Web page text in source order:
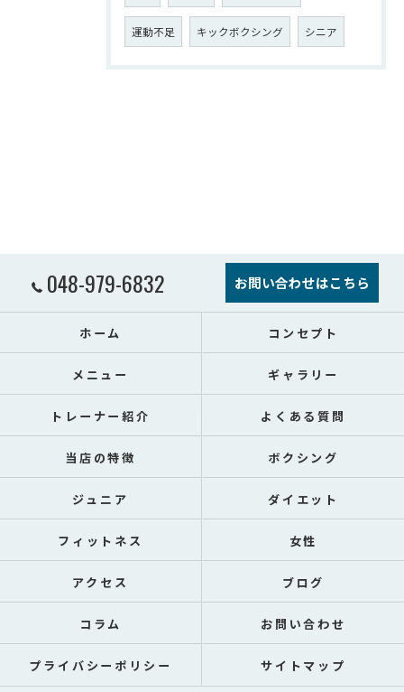
運動不足 キックボクシング シニア
048-979-6832 お問い合わせはこちら
ホーム コンセプト
メニュー ギャラリー
トレーナー紹介 よくある質問
当店の特徴 ボクシング
ジュニア ダイエット
フィットネス 女性
アクセス ブログ
コラム お問い合わせ
プライバシーポリシー サイトマップ